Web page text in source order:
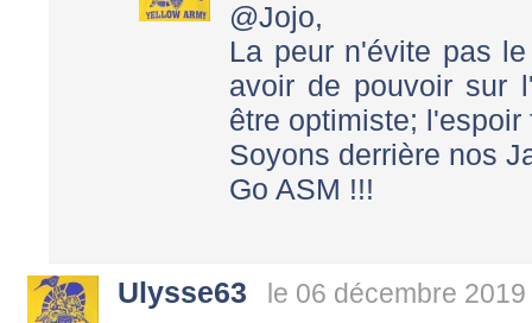
@Jojo,
La peur n'évite pas
avoir de pouvoir sur
être optimiste; l'espoir
Soyons derrière nos
Go ASM !!!
Ulysse63 le 06 décembre